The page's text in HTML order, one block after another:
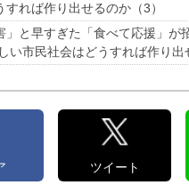
すれば作り出せるのか（3）
」と早すぎた「食べて応援」が
市民社会はどうすれば作り出
ツイート